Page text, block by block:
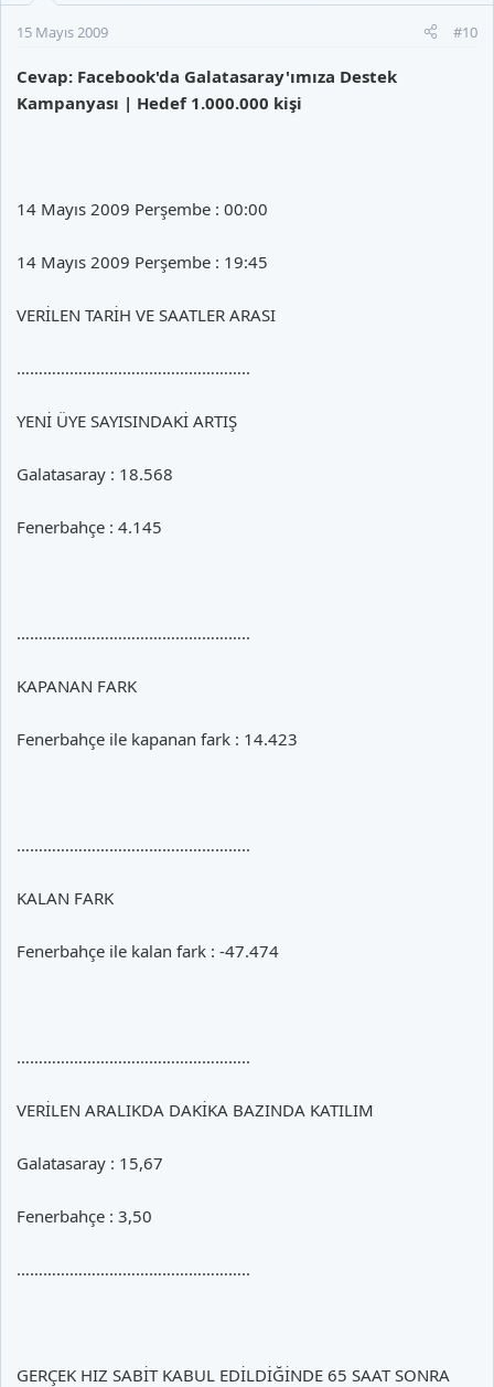
15 Mayıs 2009 #10
Cevap: Facebook'da Galatasaray'ımıza Destek
Kampanyası | Hedef 1.000.000 kişi
14 Mayıs 2009 Perşembe : 00:00
14 Mayıs 2009 Perşembe : 19:45
VERİLEN TARİH VE SAATLER ARASI
……………………………………………..
YENİ ÜYE SAYISINDAKİ ARTIŞ
Galatasaray : 18.568
Fenerbahçe : 4.145
……………………………………………..
KAPANAN FARK
Fenerbahçe ile kapanan fark : 14.423
……………………………………………..
KALAN FARK
Fenerbahçe ile kalan fark : -47.474
……………………………………………..
VERİLEN ARALIKDA DAKİKA BAZINDA KATILIM
Galatasaray : 15,67
Fenerbahçe : 3,50
……………………………………………..
GERÇEK HIZ SABİT KABUL EDİLDİĞİNDE 65 SAAT SONRA